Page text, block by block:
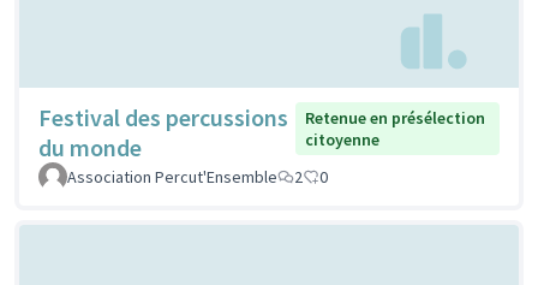
Festival des percussions
du monde
Retenue en présélection
citoyenne
Association Percut'Ensemble
2 0